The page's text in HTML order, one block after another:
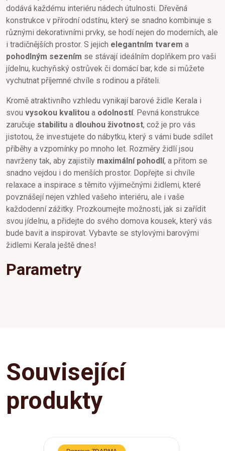
dodává každému interiéru nádech útulnosti. Dřevěná
konstrukce v přírodní odstínu, který se snadno kombinuje s
různými dekorativními prvky, se hodí nejen do moderních, ale
i tradičnějších prostor. S jejich elegantním tvarem a
pohodlným sezením se stávají ideálním doplňkem pro vaši
jídelnu, kuchyňský ostrůvek či domácí bar, kde si můžete
vychutnat příjemné chvíle s rodinou a přáteli.
Kromě atraktivního vzhledu vynikají barové židle Kerala i
svou vysokou kvalitou a odolností. Pevná konstrukce
zaručuje stabilitu a dlouhou životnost, což je pro vás
jistotou, že investujete do nábytku, který s vámi bude sdílet
příběhy a vzpomínky po mnoho let. Rozměry židlí jsou
navrženy tak, aby zajistily maximální pohodlí, a přitom se
snadno vejdou i do menších prostor. Dopřejte si chvíle
relaxace a inspirace s těmito výjimečnými židlemi, které
povznášejí nejen vzhled vašeho interiéru, ale i vaše
každodenní zážitky. Prozkoumejte možnosti, jak si zařídit
svou jídelnu, a přidejte do svého domova kousek, který vás
bude bavit a inspirovat. Vybavte se stylovými barovými
židlemi Kerala ještě dnes!
Parametry
Související
produkty